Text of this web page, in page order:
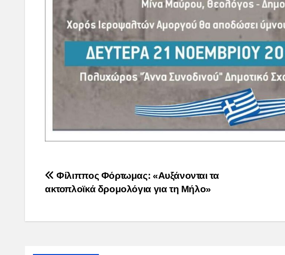
Post
navigation
Φίλιππος Φόρτωμας: «Αυξάνονται τα
ακτοπλοϊκά δρομολόγια για τη Μήλο»